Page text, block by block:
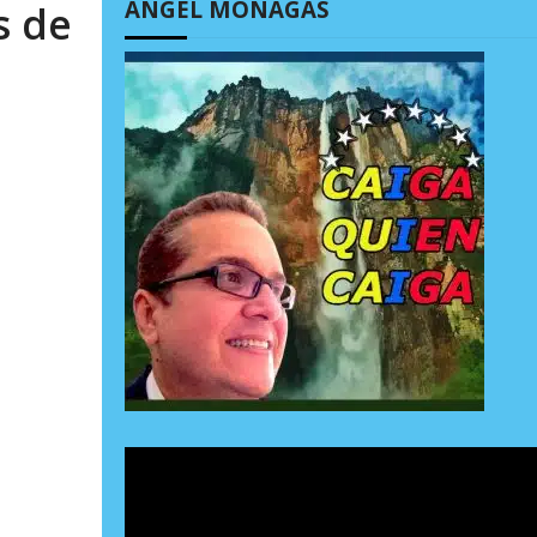
de ÁNGEL MONAGAS